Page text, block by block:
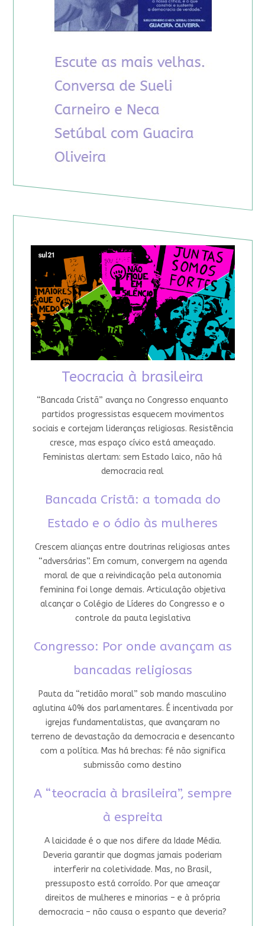
Teocracia à brasileira
“Bancada Cristã” avança no Congresso enquanto
partidos progressistas esquecem movimentos
sociais e cortejam lideranças religiosas. Resistência
cresce, mas espaço cívico está ameaçado.
Feministas alertam: sem Estado laico, não há
democracia real
Bancada Cristã: a tomada do
Estado e o ódio às mulheres
Crescem alianças entre doutrinas religiosas antes
“adversárias”. Em comum, convergem na agenda
moral de que a reivindicação pela autonomia
feminina foi longe demais. Articulação objetiva
alcançar o Colégio de Líderes do Congresso e o
controle da pauta legislativa
Congresso: Por onde avançam as
bancadas religiosas
Pauta da “retidão moral” sob mando masculino
aglutina 40% dos parlamentares. É incentivada por
igrejas fundamentalistas, que avançaram no
terreno de devastação da democracia e desencanto
com a política. Mas há brechas: fé não significa
submissão como destino
A “teocracia à brasileira”, sempre
à espreita
A laicidade é o que nos difere da Idade Média.
Deveria garantir que dogmas jamais poderiam
interferir na coletividade. Mas, no Brasil,
pressuposto está corroído. Por que ameaçar
direitos de mulheres e minorias – e à própria
democracia – não causa o espanto que deveria?